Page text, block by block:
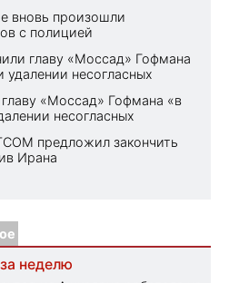
вновь произошли
с полицией
главу «Моссад» Гофмана
удалении несогласных
«Моссад» Гофмана «в
несогласных
предложил закончить
Ирана
неделю